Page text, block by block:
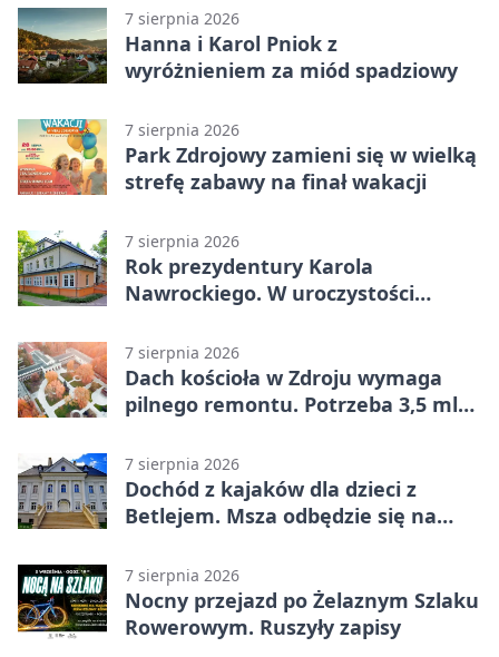
7 sierpnia 2026
Hanna i Karol Pniok z
wyróżnieniem za miód spadziowy
7 sierpnia 2026
Park Zdrojowy zamieni się w wielką
strefę zabawy na finał wakacji
7 sierpnia 2026
Rok prezydentury Karola
Nawrockiego. W uroczystości
7 sierpnia 2026
Dach kościoła w Zdroju wymaga
pilnego remontu. Potrzeba 3,5 mln
7 sierpnia 2026
Dochód z kajaków dla dzieci z
Betlejem. Msza odbędzie się na
7 sierpnia 2026
Nocny przejazd po Żelaznym Szlaku
Rowerowym. Ruszyły zapisy